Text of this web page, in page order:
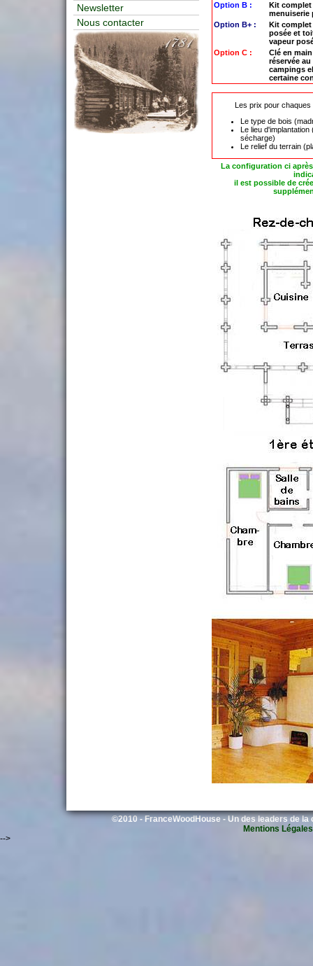
Newsletter
Nous contacter
Option B :
Kit
menuiserie
Option B+ :
Kit
posée et
vapeur
Option C :
Clé en
réservée
campings
certaine
Les prix pour
Le type de bois
Le lieu
sécharge)
Le relief du terrain
La configuration ci
il est possible de
©2010 - FranceWoodHouse - Un des leaders de
Mentions Légales
-->